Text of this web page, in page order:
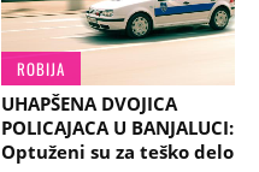
ROBIJA
UHAPŠENA DVOJICA
POLICAJACA U BANJALUCI:
Optuženi su za teško delo